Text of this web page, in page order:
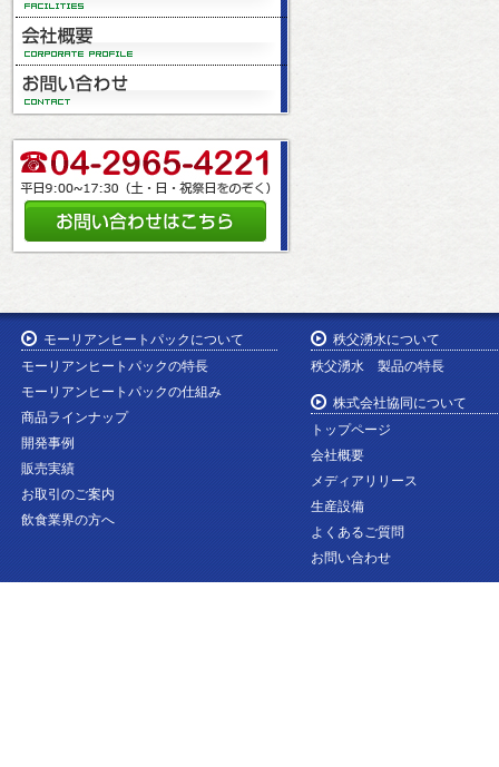
モーリアンヒートパックについて
モーリアンヒートパックの特長
モーリアンヒートパックの仕組み
商品ラインナップ
開発事例
販売実績
お取引のご案内
飲食業界の方へ
秩父湧水について
秩父湧水 製品の特長
株式会社協同について
トップページ
会社概要
メディアリリース
生産設備
よくあるご質問
お問い合わせ